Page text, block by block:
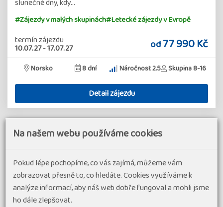
slunečné dny, kdy…
#Zájezdy v malých skupinách#Letecké zájezdy v Evropě
termín zájezdu
10.07.27-17.07.27 od77 990 Kč
Norsko 8 dní Náročnost 2.5 Skupina 8-16
Detail zájezdu
Na našem webu používáme cookies
Pokud lépe pochopíme, co vás zajímá, můžeme vám
zobrazovat přesně to, co hledáte. Cookies využíváme k
analýze informací, aby náš web dobře fungoval a mohli jsme
ho dále zlepšovat.